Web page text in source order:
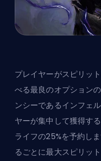
プレイヤーがスピリッ
べる最良のオプション
ンシーであるインフェ
ヤーが集中して獲得す
ライフの25%を予約し
るごとに最大スピリッ